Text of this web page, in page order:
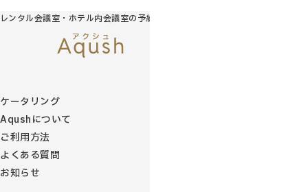
レンタル会議室・ホテル内会議室の予約サイト
ケータリング
Aqushについて
ご利用方法
よくある質問
お知らせ